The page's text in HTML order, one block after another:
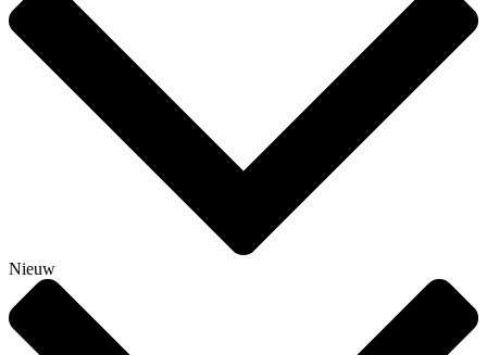
Nieuw